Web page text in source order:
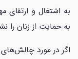
به اشتغال و ارتقای
به حمایت از زنان را
اگر در مورد چالش‌های